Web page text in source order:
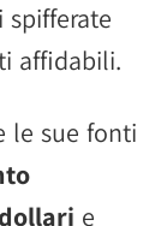
affidabili.
le sue fonti
e